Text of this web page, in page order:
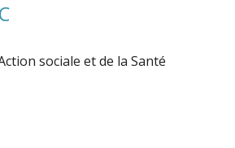
sociale et de la Santé